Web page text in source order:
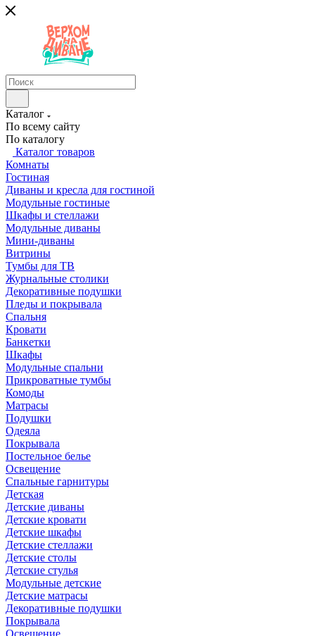
Каталог
По всему сайту
По каталогу
Каталог товаров
Комнаты
Гостиная
Диваны и кресла для гостиной
Модульные гостиные
Шкафы и стеллажи
Модульные диваны
Мини-диваны
Витрины
Тумбы для ТВ
Журнальные столики
Декоративные подушки
Пледы и покрывала
Спальня
Кровати
Банкетки
Шкафы
Модульные спальни
Прикроватные тумбы
Комоды
Матрасы
Подушки
Одеяла
Покрывала
Постельное белье
Освещение
Спальные гарнитуры
Детская
Детские диваны
Детские кровати
Детские шкафы
Детские стеллажи
Детские столы
Детские стулья
Модульные детские
Детские матрасы
Декоративные подушки
Покрывала
Освещение